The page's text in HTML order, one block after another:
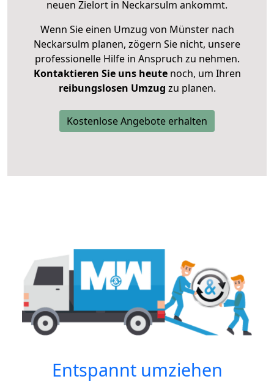
neuen Zielort in Neckarsulm ankommt.
Wenn Sie einen Umzug von Münster nach
Neckarsulm planen, zögern Sie nicht, unsere
professionelle Hilfe in Anspruch zu nehmen.
Kontaktieren Sie uns heutenoch, um Ihren
reibungslosen Umzug zu planen.
Kostenlose Angebote erhalten
Entspannt umziehen